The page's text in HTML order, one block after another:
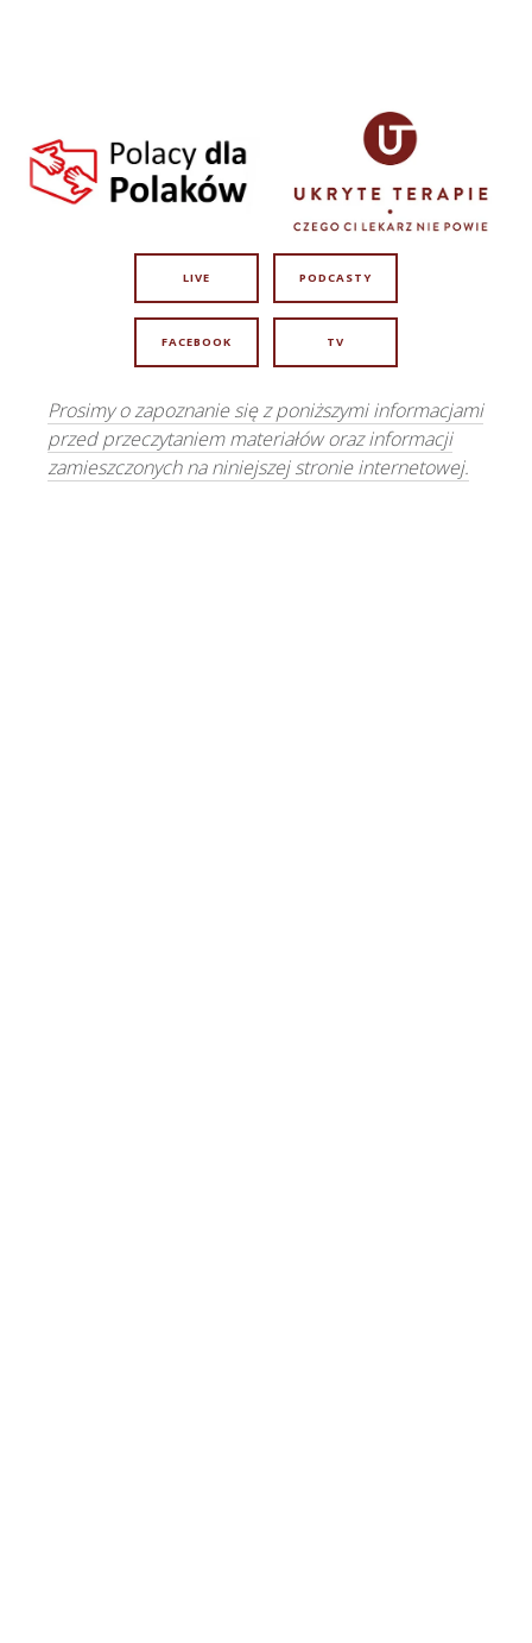
LIVE PODCASTY
FACEBOOK TV
Prosimy o zapoznanie się z poniższymi informacjami
przed przeczytaniem materiałów oraz informacji
zamieszczonych na niniejszej stronie internetowej.